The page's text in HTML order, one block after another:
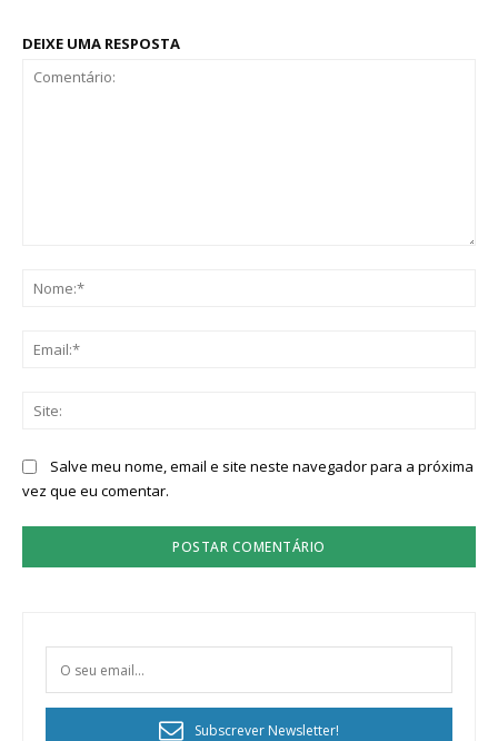
DEIXE UMA RESPOSTA
Salve meu nome, email e site neste navegador para a próxima
vez que eu comentar.
Subscrever Newsletter!